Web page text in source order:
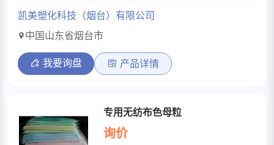
凯美塑化科技（烟台）有限公司
中国山东省烟台市
我要询盘 产品详情
专用无纺布色母粒
询价